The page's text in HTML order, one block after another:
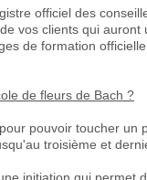
officiel des
vos clients qui
de formation
de fleurs de Bach ?
pouvoir toucher
troisième et